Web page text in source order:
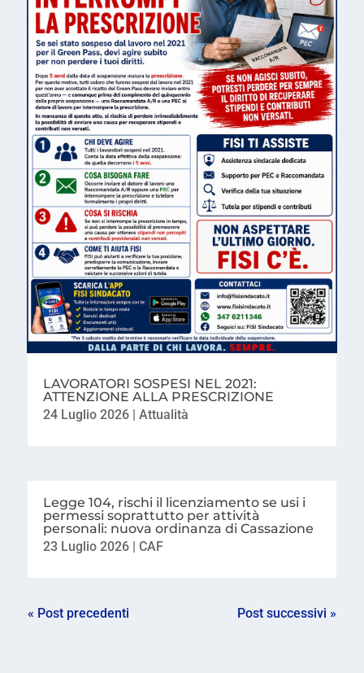
LAVORATORI SOSPESI NEL 2021:
ATTENZIONE ALLA PRESCRIZIONE
24 Luglio 2026| Attualità
Legge 104, rischi il licenziamento se usi i
permessi soprattutto per attività
personali: nuova ordinanza di Cassazione
23 Luglio 2026| CAF
« Post precedenti Post successivi »